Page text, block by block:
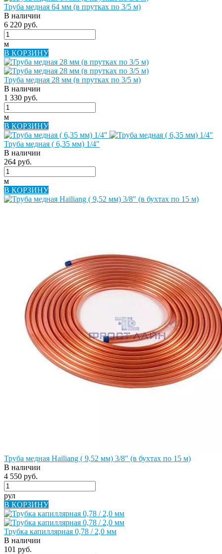
Труба медная 64 мм (в прутках по 3/5 м)
В наличии
6 220 руб.
м
В КОРЗИНУ
Труба медная 28 мм (в прутках по 3/5 м)
В наличии
1 330 руб.
м
В КОРЗИНУ
Труба медная ( 6,35 мм) 1/4"
В наличии
264 руб.
м
В КОРЗИНУ
Труба медная Hailiang ( 9,52 мм) 3/8" (в бухтах по 15 м)
В наличии
4 550 руб.
рул
В КОРЗИНУ
Трубка капиллярная 0,78 / 2,0 мм
В наличии
101 руб.